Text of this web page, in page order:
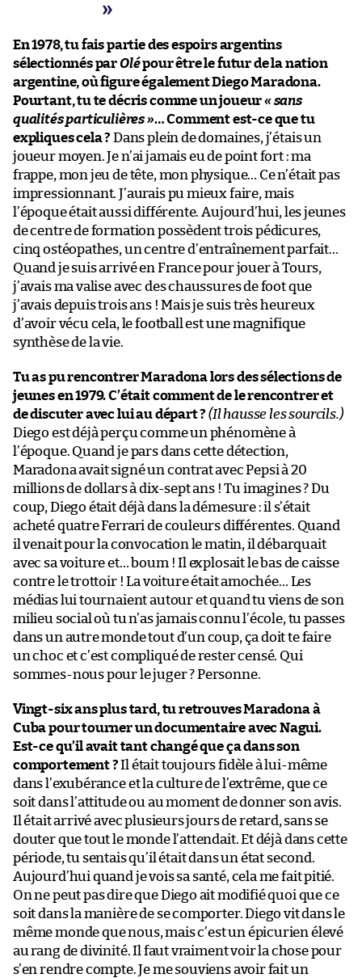
En 1978, tu fais partie des espoirs argentins
sélectionnés parOlépour être le futur de la nation
argentine, où figure également Diego Maradona.
Pourtant, tu te décris comme un joueur« sans
qualités particulières »… Comment est-ce que tu
expliques cela ? Dans plein de domaines, j’étais un
joueur moyen. Je n’ai jamais eu de point fort : ma
frappe, mon jeu de tête, mon physique… Ce n’était pas
impressionnant. J’aurais pu mieux faire, mais
l’époque était aussi différente. Aujourd’hui, les jeunes
de centre de formation possèdent trois pédicures,
cinq ostéopathes, un centre d’entraînement parfait…
Quand je suis arrivé en France pour jouer à Tours,
j’avais ma valise avec des chaussures de foot que
j’avais depuis trois ans ! Mais je suis très heureux
d’avoir vécu cela, le football est une magnifique
synthèse de la vie.
Tu as pu rencontrer Maradona lors des sélections de
jeunes en 1979. C’était comment de le rencontrer et
de discuter avec lui au départ ? (Il hausse les sourcils.)
Diego est déjà perçu comme un phénomène à
l’époque. Quand je pars dans cette détection,
Maradona avait signé un contrat avec Pepsi à 20
millions de dollars à dix-sept ans ! Tu imagines ? Du
coup, Diego était déjà dans la démesure : il s’était
acheté quatre Ferrari de couleurs différentes. Quand
il venait pour la convocation le matin, il débarquait
avec sa voiture et… boum ! Il explosait le bas de caisse
contre le trottoir ! La voiture était amochée… Les
médias lui tournaient autour et quand tu viens de son
milieu social où tu n’as jamais connu l’école, tu passes
dans un autre monde tout d’un coup, ça doit te faire
un choc et c’est compliqué de rester censé. Qui
sommes-nous pour le juger ? Personne.
Vingt-six ans plus tard, tu retrouves Maradona à
Cuba pour tourner un documentaire avec Nagui.
Est-ce qu’il avait tant changé que ça dans son
comportement ?Il était toujours fidèle à lui-même
dans l’exubérance et la culture de l’extrême, que ce
soit dans l’attitude ou au moment de donner son avis.
Il était arrivé avec plusieurs jours de retard, sans se
douter que tout le monde l’attendait. Et déjà dans cette
période, tu sentais qu’il était dans un état second.
Aujourd’hui quand je vois sa santé, cela me fait pitié.
On ne peut pas dire que Diego ait modifié quoi que ce
soit dans la manière de se comporter. Diego vit dans le
même monde que nous, mais c’est un épicurien élevé
au rang de divinité. Il faut vraiment voir la chose pour
s’en rendre compte. Je me souviens avoir fait un